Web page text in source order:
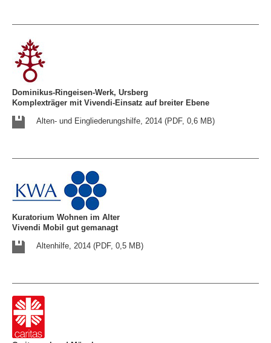
Dominikus-Ringeisen-Werk, Ursberg
Komplexträger mit Vivendi-Einsatz auf breiter Ebene
Alten- und Eingliederungshilfe, 2014 (PDF, 0,6 MB)
Kuratorium Wohnen im Alter
Vivendi Mobil gut gemanagt
Altenhilfe, 2014 (PDF, 0,5 MB)